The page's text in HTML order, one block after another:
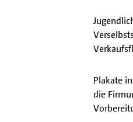
Plakate
die